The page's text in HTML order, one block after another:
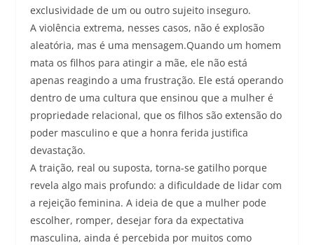
exclusividade de um ou outro sujeito inseguro.
A violência extrema, nesses casos, não é explosão
aleatória, mas é uma mensagem.Quando um homem
mata os filhos para atingir a mãe, ele não está
apenas reagindo a uma frustração. Ele está operando
dentro de uma cultura que ensinou que a mulher é
propriedade relacional, que os filhos são extensão do
poder masculino e que a honra ferida justifica
devastação.
A traição, real ou suposta, torna-se gatilho porque
revela algo mais profundo: a dificuldade de lidar com
a rejeição feminina. A ideia de que a mulher pode
escolher, romper, desejar fora da expectativa
masculina, ainda é percebida por muitos como